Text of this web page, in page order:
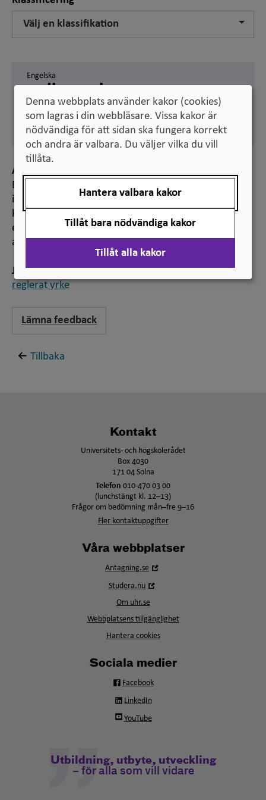
Välj en klassifikation
Engelska
radiographer
Svenska
röntgensjuksköterska
Anmärkning
Det här yrket är ett så kallat reglerat yrke. Det
innebär att det i svensk lag finns fastställt vad som
krävs för att få arbeta inom yrket, t.ex. en viss
examen eller en auktorisation, legitimation eller
annat formellt erkännande.
Jämför
reglerat yrke
Lämna feedback
Tillbaka
Kontakt
Universitets- och högskolerådet
Box 4030
171 04 Solna
Telefon 010-470 03 00
(lunchstängt kl. 12–13)
Frågor om bedömning mån–fre 9–16
Fler kontaktuppgifter
Våra webbplatser
Antagning.se
Studera.nu
fönster
Om uhr.se
Webbplatsens tillgänglighet
Hantera cookies
Sociala medier
Facebook
LinkedIn
YouTube
Utbildning, utbyte, utveckling
– för alla som vill vidare
Denna webbplats använder kakor (cookies)
som lagras i din webbläsare. Vissa kakor är
nödvändiga för att sidan ska fungera korrekt
och andra är valbara. Du väljer vilka du vill
tillåta.
Hantera valbara kakor
Tillåt bara nödvändiga kakor
Tillåt alla kakor